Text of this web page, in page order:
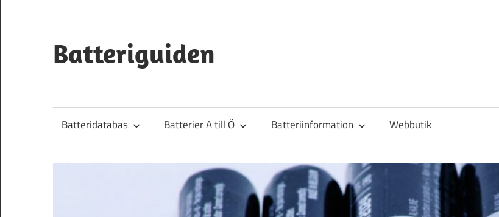
innehåll
Batteriguiden
Batteridatabas Batterier A till Ö Batteriinformation Webbutik